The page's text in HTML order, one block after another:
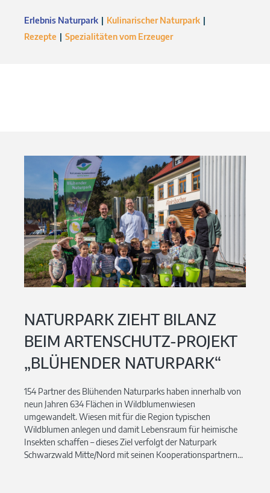
Erlebnis Naturpark
Kulinarischer Naturpark
Rezepte
Spezialitäten vom Erzeuger
NATURPARK ZIEHT BILANZ
BEIM ARTENSCHUTZ-PROJEKT
„BLÜHENDER NATURPARK“
154 Partner des Blühenden Naturparks haben innerhalb von
neun Jahren 634 Flächen in Wildblumenwiesen
umgewandelt. Wiesen mit für die Region typischen
Wildblumen anlegen und damit Lebensraum für heimische
Insekten schaffen – dieses Ziel verfolgt der Naturpark
Schwarzwald Mitte/Nord mit seinen Kooperationspartnern...